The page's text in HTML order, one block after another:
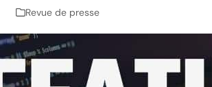
Revue de presse